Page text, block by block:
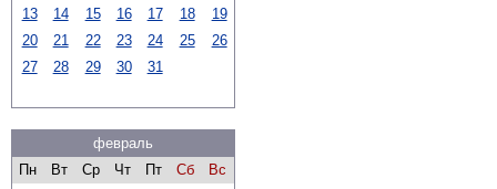
13
14 15 16 17 18
19
20
21 22 23 24 25
26
27
28 29 30 31
февраль
Пн
Вт Ср Чт Пт Сб
Вс